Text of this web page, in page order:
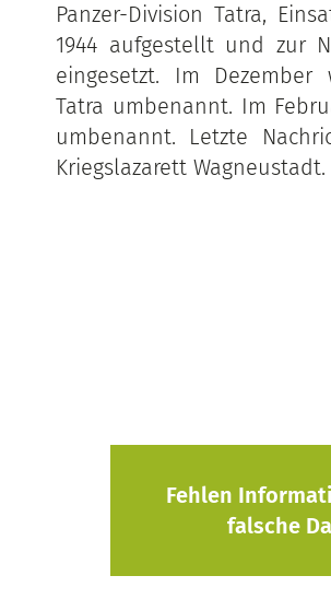
Panzer-Division Tatra,
1944 aufgestellt und zur
eingesetzt. Im Dezember
Tatra umbenannt. Im
umbenannt. Letzte
Kriegslazarett Wagneustadt.
Fehlen
falsche